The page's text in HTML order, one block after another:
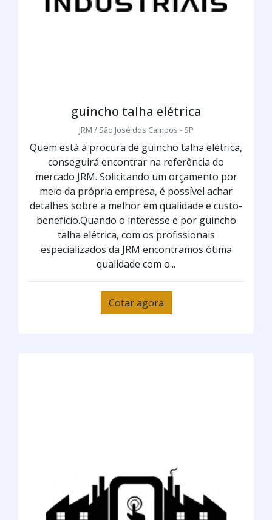
guincho talha elétrica
JRM / São José dos Campos - SP
Quem está à procura de guincho talha elétrica,
conseguirá encontrar na referência do
mercado JRM. Solicitando um orçamento por
meio da própria empresa, é possível achar
detalhes sobre a melhor em qualidade e custo-
benefício.Quando o interesse é por guincho
talha elétrica, com os profissionais
especializados da JRM encontramos ótima
qualidade com o...
Cotar agora